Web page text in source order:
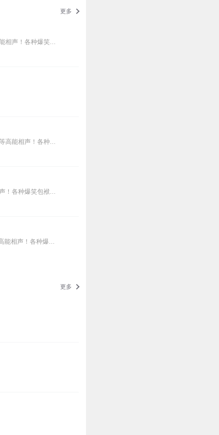
更多
相声！各种爆笑...
高能相声！各种...
！各种爆笑包袱...
能相声！各种爆...
更多